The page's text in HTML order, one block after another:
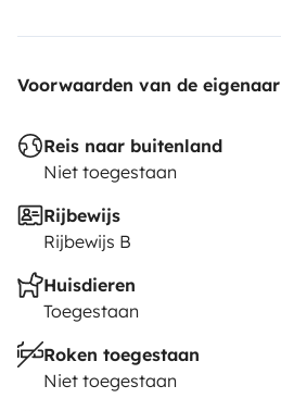
Voorwaarden van de eigenaar
Reis naar buitenland
Niet toegestaan
Rijbewijs
Rijbewijs B
Huisdieren
Toegestaan
Roken toegestaan
Niet toegestaan